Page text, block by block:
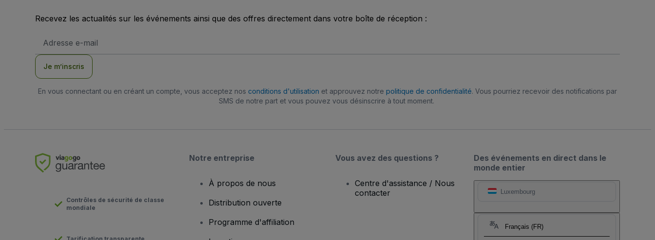
Recevez les actualités sur les événements ainsi que des offres directement dans votre boîte de réception :
e-
Je m’inscris
En vous connectant ou en créant un compte, vous acceptez nos conditions d'utilisation et approuvez notre politique de confidentialité. Vous pourriez recevoir des notifications par
SMS de notre part et vous pouvez vous désinscrire à tout moment.
Des événements en direct dans le
monde entier
Luxembourg
Français (FR)
Contrôles de sécurité de classe
mondiale
Notre entreprise
À propos de nous
Distribution ouverte
Programme d'affiliation
Vous avez des questions ?
Centre d'assistance / Nous
contacter